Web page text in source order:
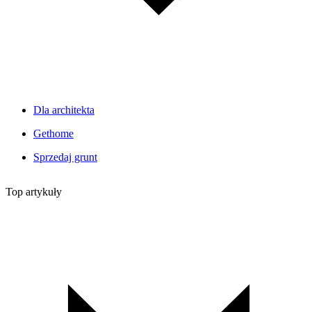
Dla architekta
Gethome
Sprzedaj grunt
Top artykuły